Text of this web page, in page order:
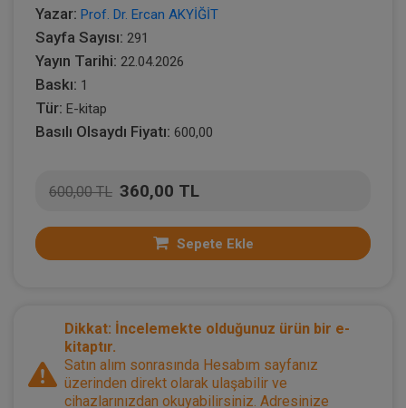
Yazar: Prof. Dr. Ercan AKYİĞİT
Sayfa Sayısı: 291
Yayın Tarihi: 22.04.2026
Baskı: 1
Tür: E-kitap
Basılı Olsaydı Fiyatı: 600,00
600,00 TL 360,00 TL
Sepete Ekle
Dikkat: İncelemekte olduğunuz ürün bir e-
kitaptır.
Satın alım sonrasında Hesabım sayfanız
üzerinden direkt olarak ulaşabilir ve
cihazlarınızdan okuyabilirsiniz. Adresinize